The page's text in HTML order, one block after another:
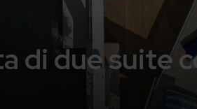
di due suite